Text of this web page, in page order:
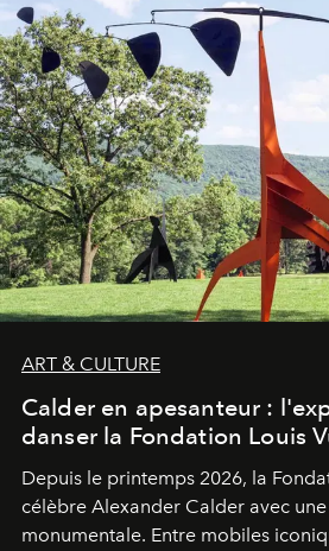
ART & CULTURE
Calder en apesanteur :
danser la Fondation Louis
Depuis le printemps 2026, la
célèbre Alexander Calder avec
monumentale. Entre mobiles